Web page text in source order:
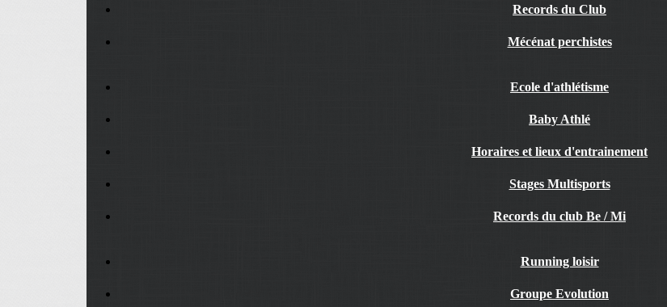
Records du Club
Mécénat perchistes
Ecole d'athlétisme
Baby Athlé
Horaires et lieux d'entrainement
Stages Multisports
Records du club Be / Mi
Running loisir
Groupe Evolution